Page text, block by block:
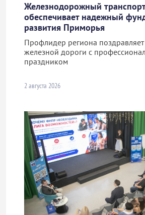
Железнодорожный транспорт
обеспечивает надежный
развития Приморья
Профлидер региона
железной дороги с
праздником
2 августа 2026